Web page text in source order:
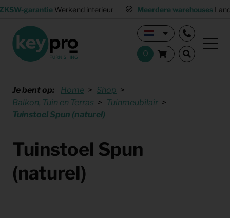
garantie Werkend interieur Meerdere warehouses
Je bent op: Home
Shop
Balkon, Tuin en Terras
Tuinmeubilair
Tuinstoel Spun (naturel)
Tuinstoel Spun
(naturel)